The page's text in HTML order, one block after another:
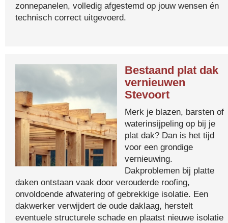
zonnepanelen, volledig afgestemd op jouw wensen én
technisch correct uitgevoerd.
Bestaand plat dak
vernieuwen
Stevoort
Merk je blazen, barsten of
waterinsijpeling op bij je
plat dak? Dan is het tijd
voor een grondige
vernieuwing.
Dakproblemen bij platte
daken ontstaan vaak door verouderde roofing,
onvoldoende afwatering of gebrekkige isolatie. Een
dakwerker verwijdert de oude daklaag, herstelt
eventuele structurele schade en plaatst nieuwe isolatie